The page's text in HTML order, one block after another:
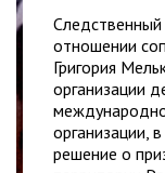
отношении
Григория
организации
организации,
решение о